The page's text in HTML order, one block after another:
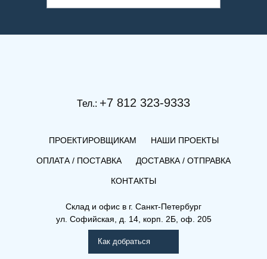
Тел.: +7 812 323-9333
ПРОЕКТИРОВЩИКАМ НАШИ ПРОЕКТЫ
ОПЛАТА / ПОСТАВКА ДОСТАВКА / ОТПРАВКА
КОНТАКТЫ
Склад и офис в г. Санкт-Петербург
ул. Софийская, д. 14, корп. 2Б, оф. 205
Как добраться